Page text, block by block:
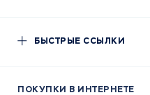
БЫСТРЫЕ ССЫЛКИ
ПОКУПКИ В ИНТЕРНЕТЕ